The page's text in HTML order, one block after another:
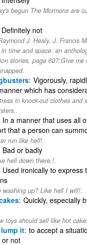
begun The Mormons are
Definitely not
J. Healy, J. Francis
time and space: an
stories‎, page 607:Give
Vigorously,
which has
in knock-out clothes and
In a manner that uses all
that a person can
run like hell!.
Bad or badly
hell down there.!.
Used ironically to express
washing up? Like hell I will!.
Quickly, especially
toys should sell like hot
it to accept a
or not